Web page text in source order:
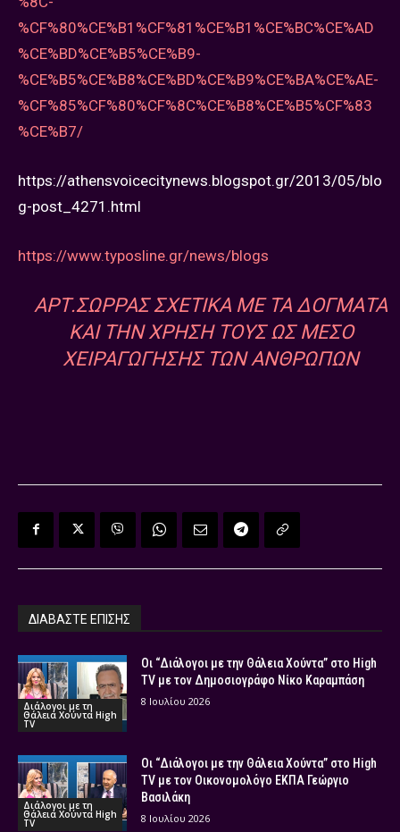
%CF%80%CE%B1%CF%81%CE%B1%CE%BC%CE%AD
%CE%BD%CE%B5%CE%B9-
%CE%B5%CE%B8%CE%BD%CE%B9%CE%BA%CE%AE-
%CF%85%CF%80%CF%8C%CE%B8%CE%B5%CF%83
%CE%B7/
https://athensvoicecitynews.blogspot.gr/2013/05/blo
g-post_4271.html
https://www.typosline.gr/news/blogs
ΑΡΤ.ΣΩΡΡΑΣ ΣΧΕΤΙΚΑ ΜΕ ΤΑ ΔΟΓΜΑΤΑ
ΚΑΙ ΤΗΝ ΧΡΗΣΗ ΤΟΥΣ ΩΣ ΜΕΣΟ
ΧΕΙΡΑΓΩΓΗΣΗΣ ΤΩΝ ΑΝΘΡΩΠΩΝ
ΔΙΑΒΑΣΤΕ ΕΠΙΣΗΣ
Διάλογοι με τη
Θάλεια Χούντα High
TV
Οι “Διάλογοι με την Θάλεια Χούντα” στο High
TV με τον Δημοσιογράφο Νίκο Καραμπάση
8 Ιουλίου 2026
Διάλογοι με τη
Θάλεια Χούντα High
TV
Οι “Διάλογοι με την Θάλεια Χούντα” στο High
TV με τον Οικονομολόγο ΕΚΠΑ Γεώργιο
Βασιλάκη
8 Ιουλίου 2026